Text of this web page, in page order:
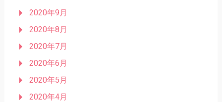
2020年9月
2020年8月
2020年7月
2020年6月
2020年5月
2020年4月